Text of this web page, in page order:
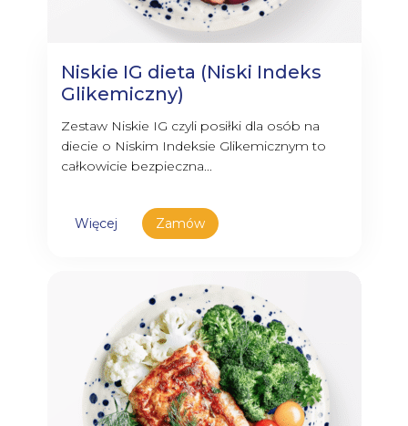
Niskie IG dieta (Niski Indeks
Glikemiczny)
Zestaw Niskie IG czyli posiłki dla osób na
diecie o Niskim Indeksie Glikemicznym to
całkowicie bezpieczna...
Więcej Zamów